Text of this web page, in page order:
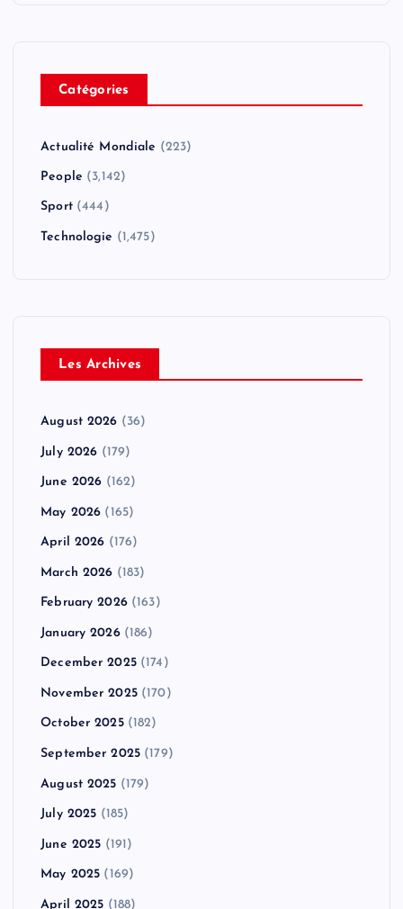
Catégories
Actualité Mondiale (223)
People (3,142)
Sport(444)
Technologie (1,475)
Les Archives
August 2026 (36)
July 2026 (179)
June 2026 (162)
May 2026 (165)
April 2026 (176)
March 2026 (183)
February 2026(163)
January 2026(186)
December 2025(174)
November 2025(170)
October 2025(182)
September 2025 (179)
August 2025 (179)
July 2025 (185)
June 2025 (191)
May 2025 (169)
April 2025 (188)